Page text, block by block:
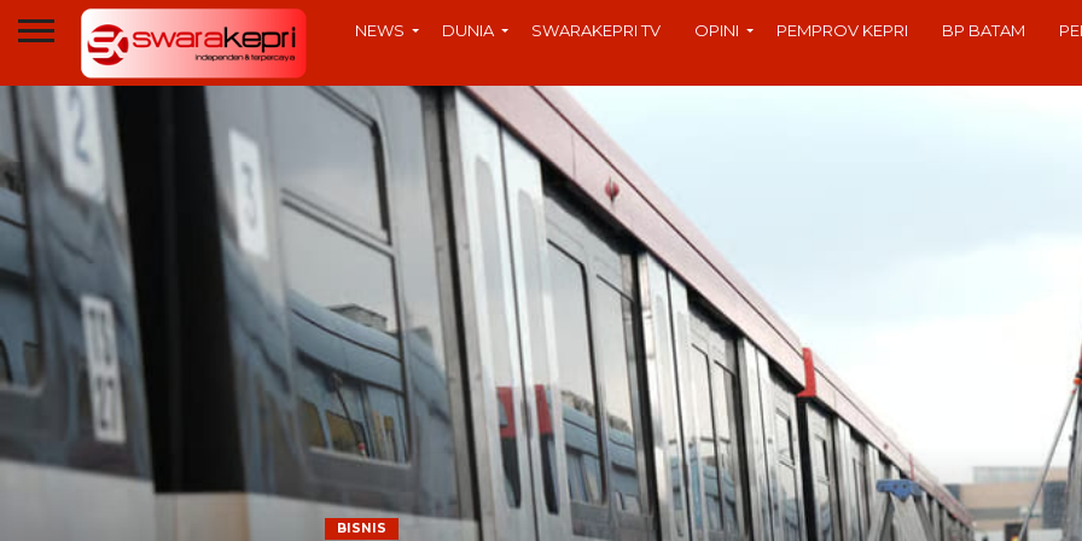
NEWS DUNIA SWARAKEPRI TV OPINI PEMPROV KEPRI BP BATAM
BISNIS